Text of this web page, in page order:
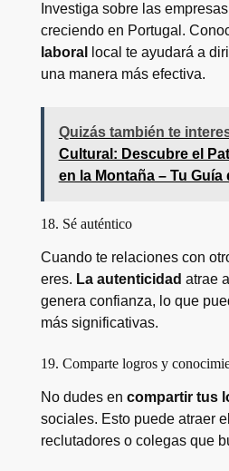
Investiga sobre las
creciendo en Portugal.
laboral
local te ayudará a
una manera más efectiva.
Quizás también te
Cultural: Descubre el
en la Montaña – Tu Guía
18. Sé auténtico
Cuando te relaciones con
eres. La autenticidad atrae
genera confianza, lo que
más significativas.
19. Comparte logros y
No dudes en compartir tus
sociales. Esto puede atraer
reclutadores o colegas que